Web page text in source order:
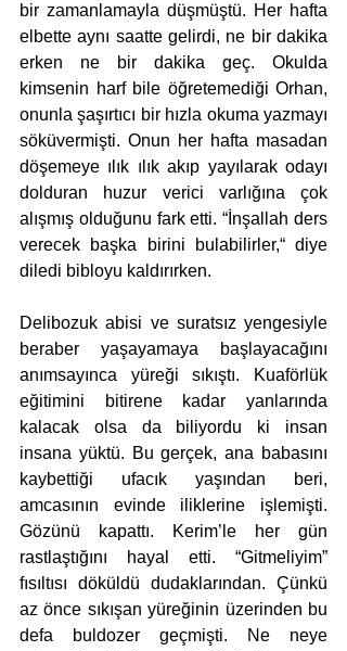
bir zamanlamayla düşmüştü. Her hafta
elbette aynı saatte gelirdi, ne bir dakika
erken ne bir dakika geç. Okulda
kimsenin harf bile öğretemediği Orhan,
onunla şaşırtıcı bir hızla okuma yazmayı
söküvermişti. Onun her hafta masadan
döşemeye ılık ılık akıp yayılarak odayı
dolduran huzur verici varlığına çok
alışmış olduğunu fark etti. “İnşallah ders
verecek başka birini bulabilirler,“ diye
diledi bibloyu kaldırırken.
Delibozuk abisi ve suratsız yengesiyle
beraber yaşayamaya başlayacağını
anımsayınca yüreği sıkıştı. Kuaförlük
eğitimini bitirene kadar yanlarında
kalacak olsa da biliyordu ki insan
insana yüktü. Bu gerçek, ana babasını
kaybettiği ufacık yaşından beri,
amcasının evinde iliklerine işlemişti.
Gözünü kapattı. Kerim’le her gün
rastlaştığını hayal etti. “Gitmeliyim”
fısıltısı döküldü dudaklarından. Çünkü
az önce sıkışan yüreğinin üzerinden bu
defa buldozer geçmişti. Ne neye